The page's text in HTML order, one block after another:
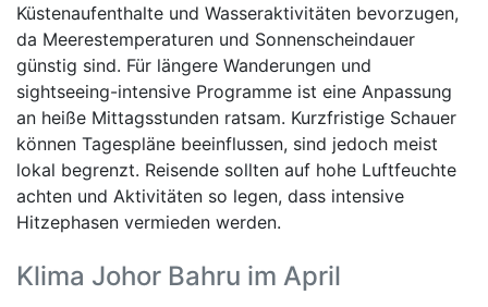
Küstenaufenthalte und Wasseraktivitäten bevorzugen,
da Meerestemperaturen und Sonnenscheindauer
günstig sind. Für längere Wanderungen und
sightseeing-intensive Programme ist eine Anpassung
an heiße Mittagsstunden ratsam. Kurzfristige Schauer
können Tagespläne beeinflussen, sind jedoch meist
lokal begrenzt. Reisende sollten auf hohe Luftfeuchte
achten und Aktivitäten so legen, dass intensive
Hitzephasen vermieden werden.
Klima Johor Bahru im April